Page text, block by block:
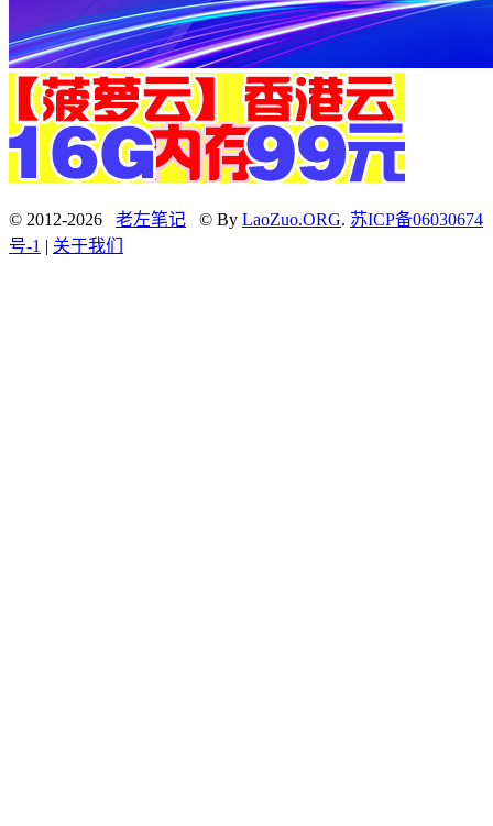
© 2012-2026 老左笔记 © By LaoZuo.ORG. 苏ICP备06030674
号-1 | 关于我们